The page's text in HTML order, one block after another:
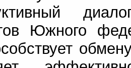
Южного